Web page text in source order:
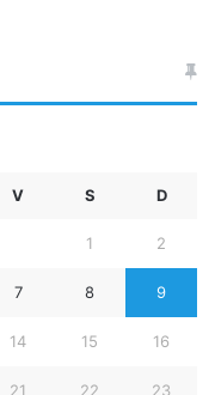
V S D
1 2
7 8 9
14 15 16
21 22 23